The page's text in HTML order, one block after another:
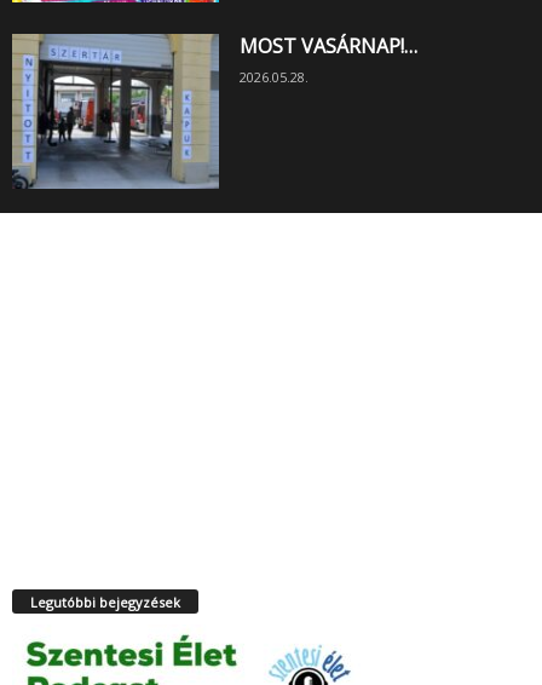
MOST VASÁRNAP!…
2026.05.28.
Legutóbbi bejegyzések